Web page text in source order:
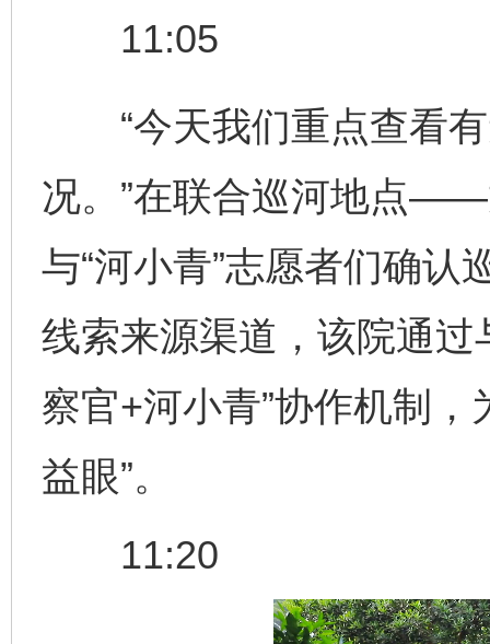
11:05
“今天我们重点查看有
况。”在联合巡河地点
与“河小青”志愿者们确认
线索来源渠道，该院通过
察官+河小青”协作机制
益眼”。
11:20